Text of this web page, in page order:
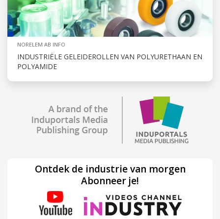
NORELEM AB INFO
INDUSTRIËLE GELEIDEROLLEN VAN POLYURETHAAN EN
POLYAMIDE
Ontdek de industrie van morgen
Abonneer je!